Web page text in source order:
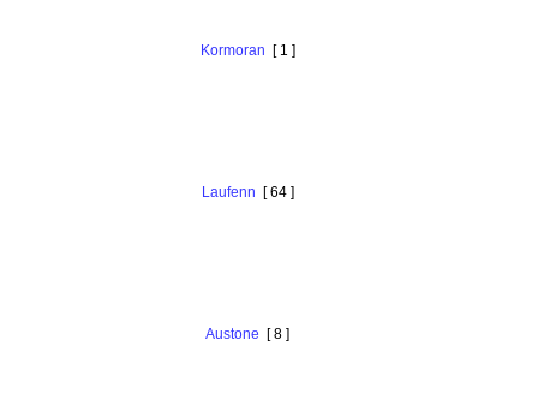
Kormoran [ 1 ]
Laufenn [ 64 ]
Austone [ 8 ]